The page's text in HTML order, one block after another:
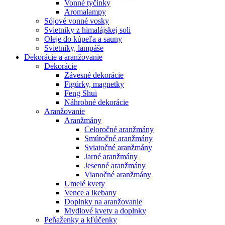
Vonné tyčinky
Aromalampy
Sójové vonné vosky
Svietniky z himalájskej soli
Oleje do kúpeľa a sauny
Svietniky, lampáše
Dekorácie a aranžovanie
Dekorácie
Závesné dekorácie
Figúrky, magnetky
Feng Shui
Náhrobné dekorácie
Aranžovanie
Aranžmány
Celoročné aranžmány
Smútočné aranžmány
Sviatočné aranžmány
Jarné aranžmány
Jesenné aranžmány
Vianočné aranžmány
Umelé kvety
Vence a ikebany
Doplnky na aranžovanie
Mydlové kvety a doplnky
Peňaženky a kľúčenky